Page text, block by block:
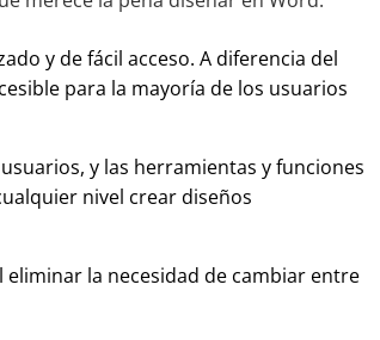
y de fácil acceso. A diferencia del
para la mayoría de los usuarios
y las herramientas y funciones
nivel crear diseños
la necesidad de cambiar entre